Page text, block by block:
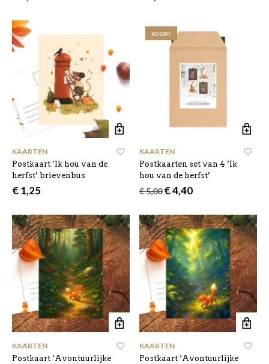
KAARTEN
Postkaart ‘Ik hou van de
herfst’ brievenbus
€1,25
KOOPJE
KAARTEN
Postkaarten set van 4 ‘Ik
hou van de herfst’
€5,00 Oorspronkelijke
€ 5,00.
€4,40Huidige
€ 4,40.
KAARTEN
Postkaart ‘Avontuurlijke
KAARTEN
Postkaart ‘Avontuurlijke